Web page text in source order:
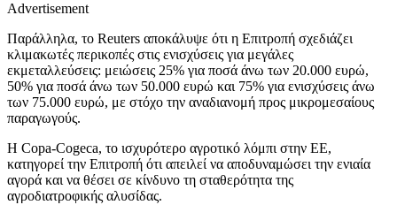
Advertisement
Παράλληλα, το Reuters αποκάλυψε ότι η Επιτροπή σχεδιάζει
κλιμακωτές περικοπές στις ενισχύσεις για μεγάλες
εκμεταλλεύσεις: μειώσεις 25% για ποσά άνω των 20.000 ευρώ,
50% για ποσά άνω των 50.000 ευρώ και 75% για ενισχύσεις άνω
των 75.000 ευρώ, με στόχο την αναδιανομή προς μικρομεσαίους
παραγωγούς.
Η Copa-Cogeca, το ισχυρότερο αγροτικό λόμπι στην ΕΕ,
κατηγορεί την Επιτροπή ότι απειλεί να αποδυναμώσει την ενιαία
αγορά και να θέσει σε κίνδυνο τη σταθερότητα της
αγροδιατροφικής αλυσίδας.